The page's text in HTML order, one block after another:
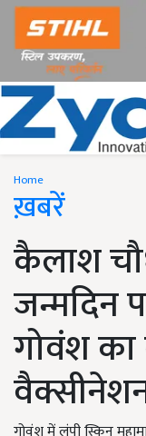
Home
ख़बरें
कैलाश
जन्मदिन
गोवंश